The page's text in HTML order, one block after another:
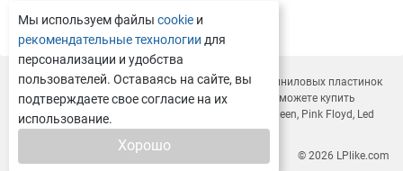
Контакты
Полная версия сайта
LPlike.com — это современныйинтернет-магазин виниловых пластинок
с доставкой по всей России и СНГ. У нас вы легко сможете купить
виниловые пластинки
Depeche Mode, Rammstein, Queen, Pink Floyd, Led
Zeppelin, Deep Purple и многие другие.
© 2026 LPlike.com
Мы используем файлы cookie и
рекомендательные технологии для
персонализации и удобства
пользователей. Оставаясь на сайте, вы
подтверждаете свое согласие на их
использование.
Хорошо